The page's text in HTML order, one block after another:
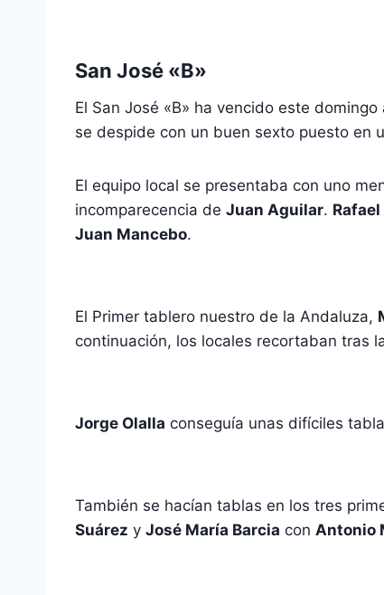
A
p
p
g
r
a
p
a
r
i
r
San José «B»
El San José «B» ha vencido este
se despide con un buen sexto puesto en
El equipo local se presentaba con uno
incomparecencia de Juan Aguilar.
Juan Mancebo.
El Primer tablero nuestro de la Andaluza,
continuación, los locales recortaban tras
Jorge Olalla conseguía unas difíciles
También se hacían tablas en los tres
Suárez y José María Barcia con Antonio